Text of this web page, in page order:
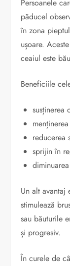
Persoanele
păducel
în zona
ușoare.
ceaiul este
Beneficiile
susținerea
reducerea
sprijin în
Un alt
stimulează
sau băuturile
și progresiv.
În curele de